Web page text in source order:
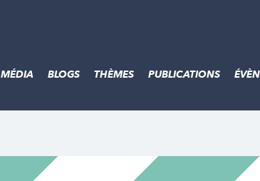
MÉDIA BLOGS THÈMES PUBLICATIONS